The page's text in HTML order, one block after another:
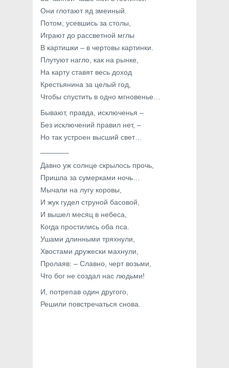
Они глотают яд змеиный.
Потом, усевшись за столы,
Играют до рассветной мглы
В картишки – в чертовы картинки.
Плутуют нагло, как на рынке,
На карту ставят весь доход
Крестьянина за целый год,
Чтобы спустить в одно мгновенье…
Бывают, правда, исключенья –
Без исключений правил нет, –
Но так устроен высший свет…
Давно уж солнце скрылось прочь,
Пришла за сумерками ночь…
Мычали на лугу коровы,
И жук гудел струной басовой,
И вышел месяц в небеса,
Когда простились оба пса.
Ушами длинными тряхнули,
Хвостами дружески махнули,
Пролаяв: – Славно, черт возьми,
Что бог не создал нас людьми!
И, потрепав один другого,
Решили повстречаться снова.